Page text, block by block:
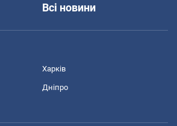
Всі новини
Харків
Дніпро